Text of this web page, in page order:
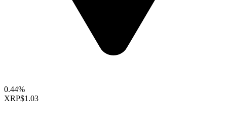
0.44%
XRP$1.03